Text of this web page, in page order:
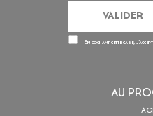
En cochant cette case,
AU